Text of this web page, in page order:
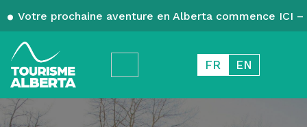
Votre prochaine aventure en Alberta commence ICI
FR EN